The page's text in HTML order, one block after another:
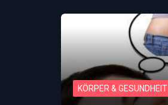
KÖRPER & GESUNDHEIT